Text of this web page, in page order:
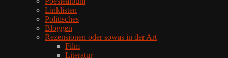
Linklisten
Politisches
Bloggen
Rezensionen oder sowas in der Art
Film
Literatur